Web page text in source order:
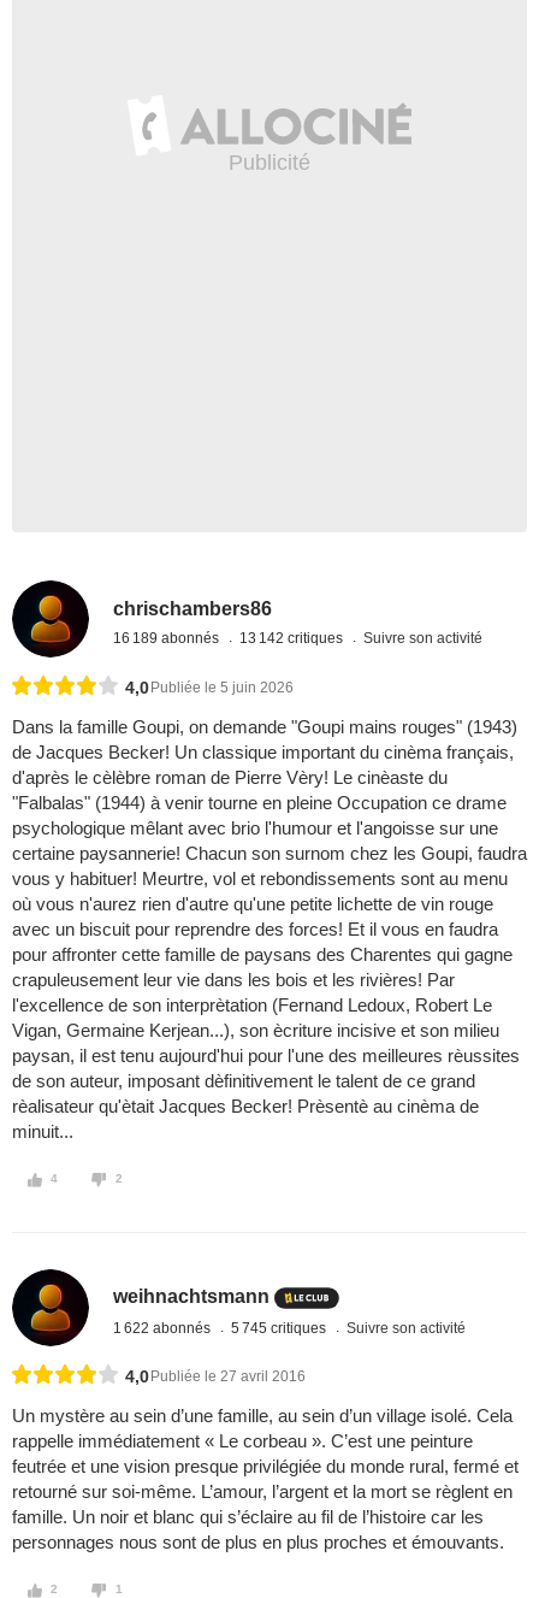
chrischambers86
16 189 abonnés 13 142 critiques Suivre son activité
4,0 Publiée le 5 juin 2026
Dans la famille Goupi, on demande "Goupi mains rouges" (1943)
de Jacques Becker! Un classique important du cinèma français,
d'après le cèlèbre roman de Pierre Vèry! Le cinèaste du
"Falbalas" (1944) à venir tourne en pleine Occupation ce drame
psychologique mêlant avec brio l'humour et l'angoisse sur une
certaine paysannerie! Chacun son surnom chez les Goupi, faudra
vous y habituer! Meurtre, vol et rebondissements sont au menu
où vous n'aurez rien d'autre qu'une petite lichette de vin rouge
avec un biscuit pour reprendre des forces! Et il vous en faudra
pour affronter cette famille de paysans des Charentes qui gagne
crapuleusement leur vie dans les bois et les rivières! Par
l'excellence de son interprètation (Fernand Ledoux, Robert Le
Vigan, Germaine Kerjean...), son ècriture incisive et son milieu
paysan, il est tenu aujourd'hui pour l'une des meilleures rèussites
de son auteur, imposant dèfinitivement le talent de ce grand
rèalisateur qu'ètait Jacques Becker! Prèsentè au cinèma de
minuit...
4 2
weihnachtsmann
1 622 abonnés 5 745 critiques Suivre son activité
4,0 Publiée le 27 avril 2016
Un mystère au sein d’une famille, au sein d’un village isolé. Cela
rappelle immédiatement « Le corbeau ». C’est une peinture
feutrée et une vision presque privilégiée du monde rural, fermé et
retourné sur soi-même. L’amour, l’argent et la mort se règlent en
famille. Un noir et blanc qui s’éclaire au fil de l’histoire car les
personnages nous sont de plus en plus proches et émouvants.
2 1